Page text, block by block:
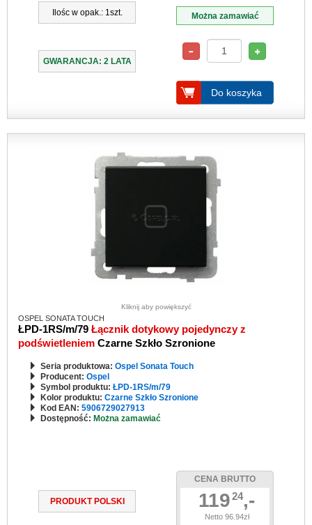
Ilośc w opak.: 1szt.
GWARANCJA: 2 LATA
Można zamawiać
Do koszyka
Kliknij aby powiększyć
OSPEL SONATA TOUCH
ŁPD-1RS/m/79 Łącznik dotykowy pojedynczy z
podświetleniem Czarne Szkło Szronione
Seria produktowa: Ospel Sonata Touch
Producent: Ospel
Symbol produktu: ŁPD-1RS/m/79
Kolor produktu: Czarne Szkło Szronione
Kod EAN: 5906729027913
Dostępność: Można zamawiać
PRODUKT POLSKI
CENA BRUTTO
11924,-
Netto 96.94zł